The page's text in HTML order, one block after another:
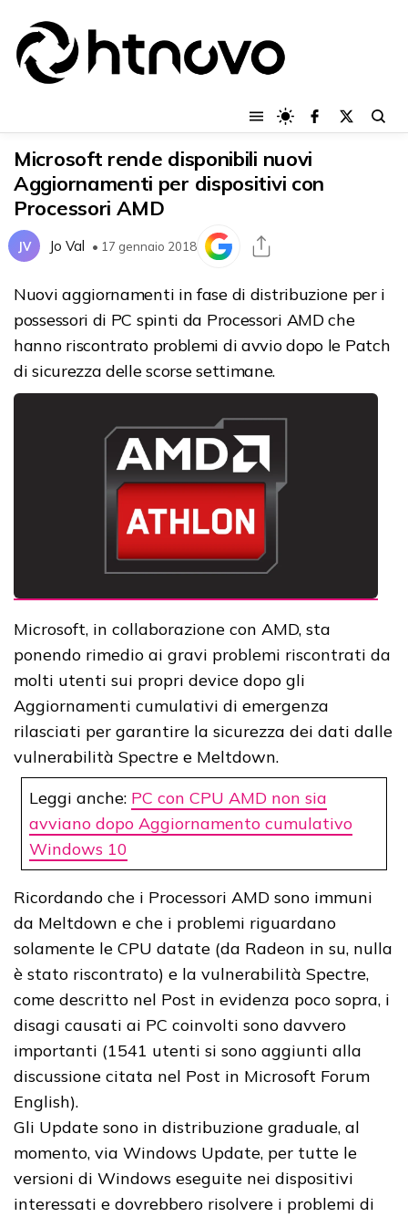
Microsoft rende disponibili nuovi
Aggiornamenti per dispositivi con
Processori AMD
JV Jo Val • 17 gennaio 2018
Nuovi aggiornamenti in fase di distribuzione per i
possessori di PC spinti da Processori AMD che
hanno riscontrato problemi di avvio dopo le Patch
di sicurezza delle scorse settimane.
Microsoft, in collaborazione con AMD, sta
ponendo rimedio ai gravi problemi riscontrati da
molti utenti sui propri device dopo gli
Aggiornamenti cumulativi di emergenza
rilasciati per garantire la sicurezza dei dati dalle
vulnerabilità Spectre e Meltdown.
Leggi anche: PC con CPU AMD non sia
avviano dopo Aggiornamento cumulativo
Windows 10
Ricordando che i Processori AMD sono immuni
da Meltdown e che i problemi riguardano
solamente le CPU datate (da Radeon in su, nulla
è stato riscontrato) e la vulnerabilità Spectre,
come descritto nel Post in evidenza poco sopra, i
disagi causati ai PC coinvolti sono davvero
importanti (1541 utenti si sono aggiunti alla
discussione citata nel Post in Microsoft Forum
English).
Gli Update sono in distribuzione graduale, al
momento, via Windows Update, per tutte le
versioni di Windows eseguite nei dispositivi
interessati e dovrebbero risolvere i problemi di